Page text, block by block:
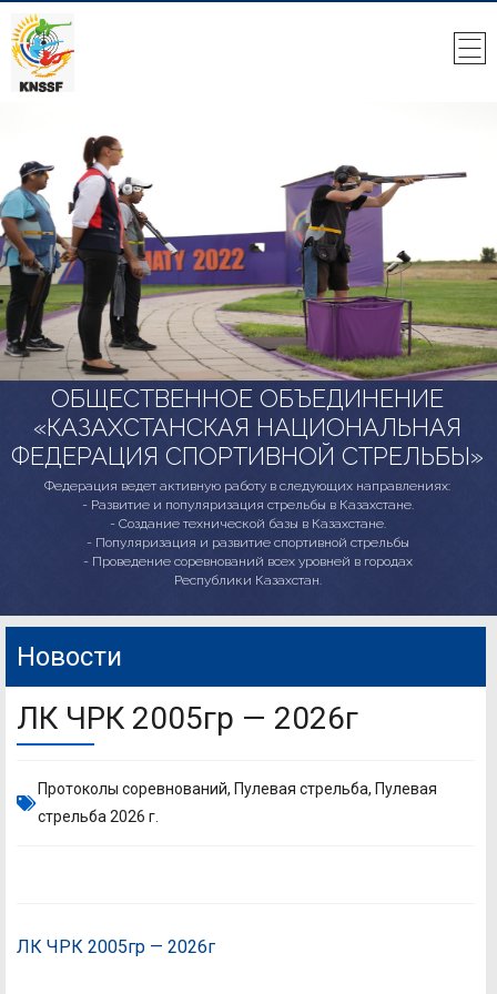
ОБЩЕСТВЕННОЕ ОБЪЕДИНЕНИЕ
«КАЗАХСТАНСКАЯ НАЦИОНАЛЬНАЯ
ФЕДЕРАЦИЯ СПОРТИВНОЙ СТРЕЛЬБЫ»
Федерация ведет активную работу в следующих направлениях:
- Развитие и популяризация стрельбы в Казахстане.
- Создание технической базы в Казахстане.
- Популяризация и развитие спортивной стрельбы
- Проведение соревнований всех уровней в городах
Республики Казахстан.
Новости
ЛК ЧРК 2005гр — 2026г
Протоколы соревнований, Пулевая стрельба, Пулевая
стрельба 2026 г.
ЛК ЧРК 2005гр — 2026г